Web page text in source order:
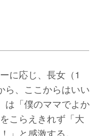
に応じ、長女（1
ら、ここからはいい
は「僕のママでよか
こらえきれず「大
」と感激する。